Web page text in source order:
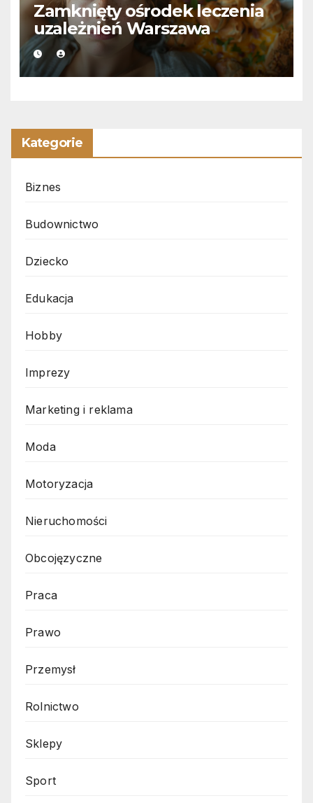
Zamknięty ośrodek leczenia
uzależnień Warszawa
Kategorie
Biznes
Budownictwo
Dziecko
Edukacja
Hobby
Imprezy
Marketing i reklama
Moda
Motoryzacja
Nieruchomości
Obcojęzyczne
Praca
Prawo
Przemysł
Rolnictwo
Sklepy
Sport